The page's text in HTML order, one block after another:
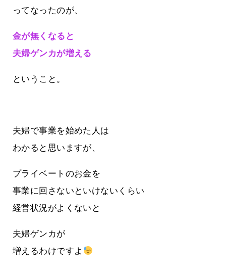
ってなったのが、
金が無くなると
夫婦ゲンカが増える
ということ。
夫婦で事業を始めた人は
わかると思いますが、
プライベートのお金を
事業に回さないといけないくらい
経営状況がよくないと
夫婦ゲンカが
増えるわけですよ